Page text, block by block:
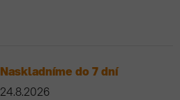
Naskladníme do 7 dní
24.8.2026